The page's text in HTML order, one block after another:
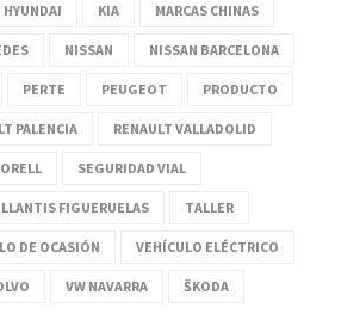
HYUNDAI KIA MARCAS CHINAS
NISSAN NISSAN BARCELONA
PERTE PEUGEOT PRODUCTO
PALENCIA RENAULT VALLADOLID
SEGURIDAD VIAL
FIGUERUELAS TALLER
DE OCASIÓN VEHÍCULO ELÉCTRICO
VW NAVARRA ŠKODA